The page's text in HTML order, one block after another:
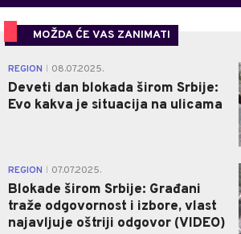
MOŽDA ĆE VAS ZANIMATI
REGION 08.07.2025.
Deveti dan blokada širom Srbije:
Evo kakva je situacija na ulicama
REGION 07.07.2025.
Blokade širom Srbije: Građani
traže odgovornost i izbore, vlast
najavljuje oštriji odgovor (VIDEO)